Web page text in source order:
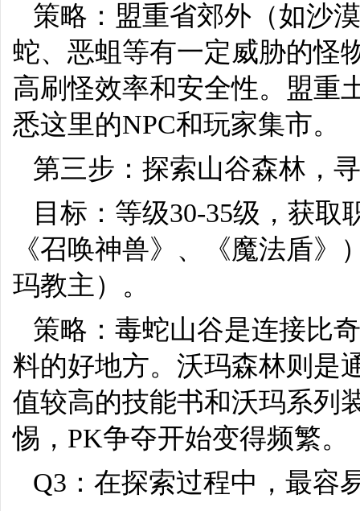
策略：盟重省郊外（如沙
蛇、恶蛆等有一定威胁的怪
高刷怪效率和安全性。盟重
悉这里的NPC和玩家集市。
第三步：探索山谷森林，
目标：等级30-35级，获
《召唤神兽》、《魔法盾》
玛教主）。
策略：毒蛇山谷是连接比
料的好地方。沃玛森林则是
值较高的技能书和沃玛系列
惕，PK争夺开始变得频繁。
Q3：在探索过程中，最容